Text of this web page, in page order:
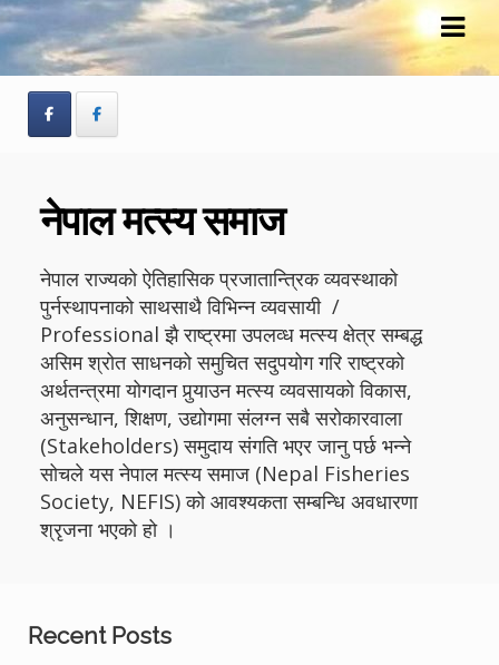
Skip
to
navigation
Skip
to
content
नेपाल मत्स्य समाज
नेपाल राज्यको ऐतिहासिक प्रजातान्त्रिक व्यवस्थाको
पुर्नस्थापनाको साथसाथै विभिन्न व्यवसायी /
Professional झै राष्ट्रमा उपलव्ध मत्स्य क्षेत्र सम्बद्ध
असिम श्रोत साधनको समुचित सदुपयोग गरि राष्ट्रको
अर्थतन्त्रमा योगदान पुर्‍याउन मत्स्य व्यवसायको विकास,
अनुसन्धान, शिक्षण, उद्योगमा संलग्न सबै सरोकारवाला
(Stakeholders) समुदाय संगति भएर जानु पर्छ भन्ने
सोचले यस नेपाल मत्स्य समाज (Nepal Fisheries
Society, NEFIS) को आवश्यकता सम्बन्धि अवधारणा
श्रृजना भएको हो ।
Recent Posts